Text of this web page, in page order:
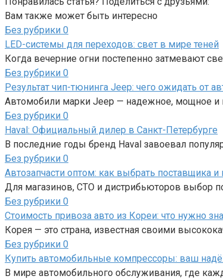
Вам также может быть интересно
Без рубрики 0
LED-системы для переходов: свет в мире теней
Когда вечерние огни постепенно затмевают
Без рубрики 0
Результат чип-тюнинга Jeep: чего ожидать от
Автомобили марки Jeep — надежное, мощное и
Без рубрики 0
Haval: Официальный дилер в Санкт-Петербурге
В последние годы бренд Haval завоевал
Без рубрики 0
Автозапчасти оптом: как выбрать поставщика и
Для магазинов, СТО и дистрибьюторов выбор
Без рубрики 0
Стоимость привоза авто из Кореи: что нужно
Корея — это страна, известная своими
Без рубрики 0
Купить автомобильные компрессоры: ваш
В мире автомобильного обслуживания, где